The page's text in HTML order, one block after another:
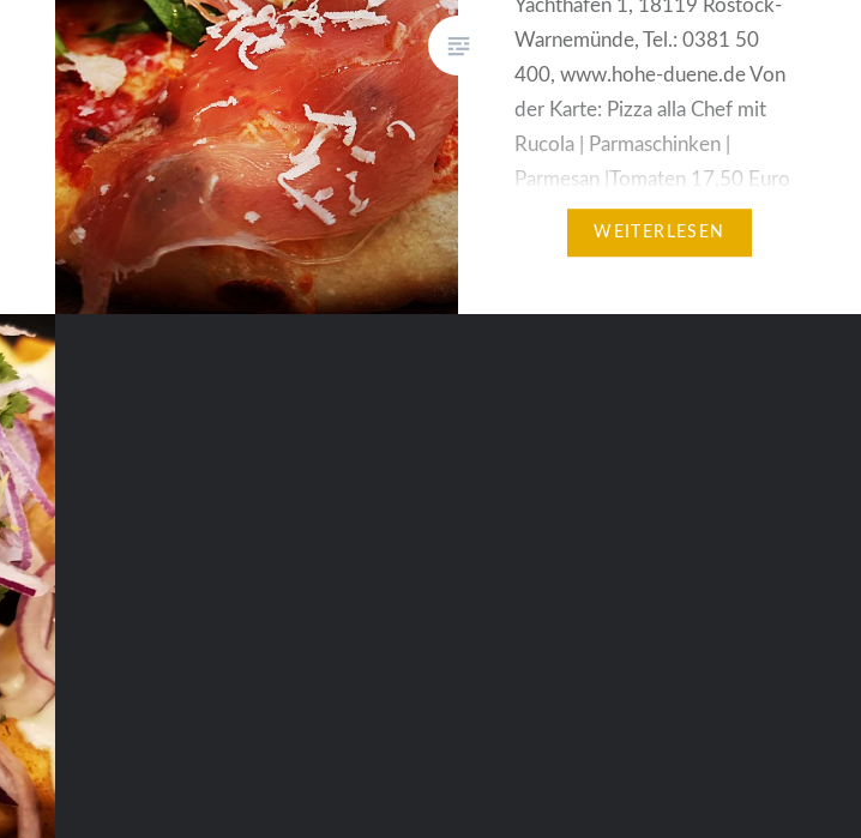
Yachthafen 1, 18119 Rostock-
Warnemünde, Tel.: 0381 50
400, www.hohe-duene.de Von
der Karte: Pizza alla Chef mit
Rucola | Parmaschinken |
Parmesan |Tomaten 17,50 Euro
Wer einmal Urlaub an der
Warnemünde genauer ins Auge
WEITERLESEN